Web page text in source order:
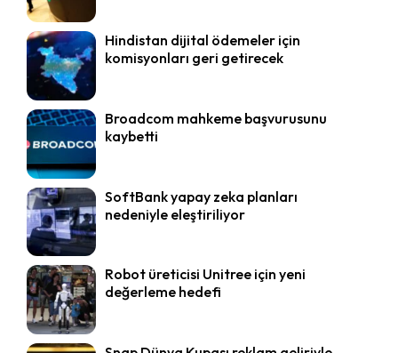
Hindistan dijital ödemeler için
komisyonları geri getirecek
Broadcom mahkeme başvurusunu
kaybetti
SoftBank yapay zeka planları
nedeniyle eleştiriliyor
Robot üreticisi Unitree için yeni
değerleme hedefi